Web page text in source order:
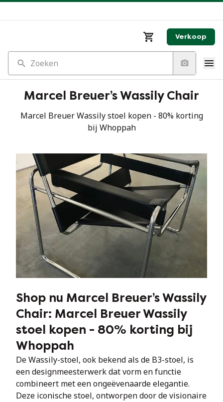
Verkoop
Zoeken
Marcel Breuer’s Wassily Chair
Marcel Breuer Wassily stoel kopen - 80% korting
bij Whoppah
Shop nu Marcel Breuer’s Wassily
Chair: Marcel Breuer Wassily
stoel kopen - 80% korting bij
Whoppah
De Wassily-stoel, ook bekend als de B3-stoel, is
een designmeesterwerk dat vorm en functie
combineert met een ongeëvenaarde elegantie.
Deze iconische stoel, ontworpen door de visionaire